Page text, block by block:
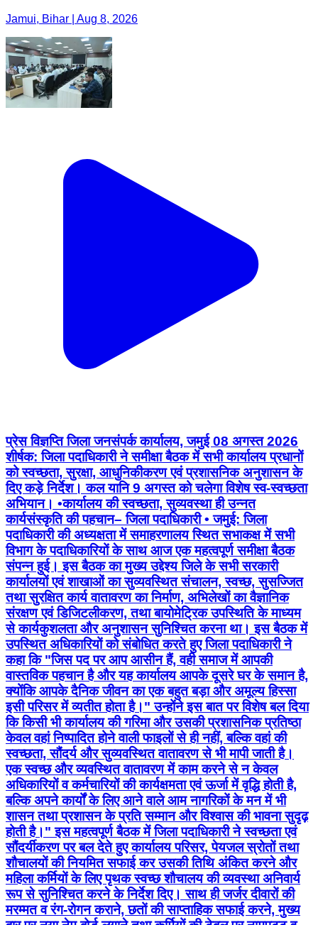
Jamui, Bihar | Aug 8, 2026
प्रेस विज्ञप्ति जिला जनसंपर्क कार्यालय, जमुई 08 अगस्त 2026
शीर्षक: जिला पदाधिकारी ने समीक्षा बैठक में सभी कार्यालय प्रधानों
को स्वच्छता, सुरक्षा, आधुनिकीकरण एवं प्रशासनिक अनुशासन के
दिए कड़े निर्देश। कल यानि 9 अगस्त को चलेगा विशेष स्व-स्वच्छता
अभियान। •कार्यालय की स्वच्छता, सुव्यवस्था ही उन्नत
कार्यसंस्कृति की पहचान– जिला पदाधिकारी • जमुई: जिला
पदाधिकारी की अध्यक्षता में समाहरणालय स्थित सभाकक्ष में सभी
विभाग के पदाधिकारियों के साथ आज एक महत्वपूर्ण समीक्षा बैठक
संपन्न हुई। इस बैठक का मुख्य उद्देश्य जिले के सभी सरकारी
कार्यालयों एवं शाखाओं का सुव्यवस्थित संचालन, स्वच्छ, सुसज्जित
तथा सुरक्षित कार्य वातावरण का निर्माण, अभिलेखों का वैज्ञानिक
संरक्षण एवं डिजिटलीकरण, तथा बायोमेट्रिक उपस्थिति के माध्यम
से कार्यकुशलता और अनुशासन सुनिश्चित करना था। इस बैठक में
उपस्थित अधिकारियों को संबोधित करते हुए जिला पदाधिकारी ने
कहा कि "जिस पद पर आप आसीन हैं, वही समाज में आपकी
वास्तविक पहचान है और यह कार्यालय आपके दूसरे घर के समान है,
क्योंकि आपके दैनिक जीवन का एक बहुत बड़ा और अमूल्य हिस्सा
इसी परिसर में व्यतीत होता है।" उन्होंने इस बात पर विशेष बल दिया
कि किसी भी कार्यालय की गरिमा और उसकी प्रशासनिक प्रतिष्ठा
केवल वहां निष्पादित होने वाली फाइलों से ही नहीं, बल्कि वहां की
स्वच्छता, सौंदर्य और सुव्यवस्थित वातावरण से भी मापी जाती है।
एक स्वच्छ और व्यवस्थित वातावरण में काम करने से न केवल
अधिकारियों व कर्मचारियों की कार्यक्षमता एवं ऊर्जा में वृद्धि होती है,
बल्कि अपने कार्यों के लिए आने वाले आम नागरिकों के मन में भी
शासन तथा प्रशासन के प्रति सम्मान और विश्वास की भावना सुदृढ़
होती है।" इस महत्वपूर्ण बैठक में जिला पदाधिकारी ने स्वच्छता एवं
सौंदर्यीकरण पर बल देते हुए कार्यालय परिसर, पेयजल स्रोतों तथा
शौचालयों की नियमित सफाई कर उसकी तिथि अंकित करने और
महिला कर्मियों के लिए पृथक स्वच्छ शौचालय की व्यवस्था अनिवार्य
रूप से सुनिश्चित करने के निर्देश दिए। साथ ही जर्जर दीवारों की
मरम्मत व रंग-रोगन कराने, छतों की साप्ताहिक सफाई करने, मुख्य